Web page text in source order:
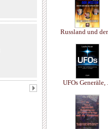
Russland und
UFOs Generäle,